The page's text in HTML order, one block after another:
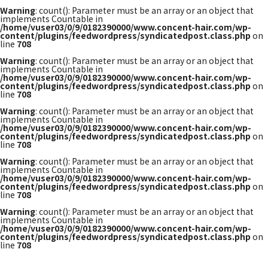
Warning: count(): Parameter must be an array or an object that
implements Countable in
/home/vuser03/0/9/0182390000/www.concent-hair.com/wp-
content/plugins/feedwordpress/syndicatedpost.class.php on
line 708
Warning: count(): Parameter must be an array or an object that
implements Countable in
/home/vuser03/0/9/0182390000/www.concent-hair.com/wp-
content/plugins/feedwordpress/syndicatedpost.class.php on
line 708
Warning: count(): Parameter must be an array or an object that
implements Countable in
/home/vuser03/0/9/0182390000/www.concent-hair.com/wp-
content/plugins/feedwordpress/syndicatedpost.class.php on
line 708
Warning: count(): Parameter must be an array or an object that
implements Countable in
/home/vuser03/0/9/0182390000/www.concent-hair.com/wp-
content/plugins/feedwordpress/syndicatedpost.class.php on
line 708
Warning: count(): Parameter must be an array or an object that
implements Countable in
/home/vuser03/0/9/0182390000/www.concent-hair.com/wp-
content/plugins/feedwordpress/syndicatedpost.class.php on
line 708